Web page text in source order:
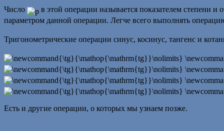
Число
в этой операции называется показателем степени
параметром данной операции. Легче всего выполнять
Тригонометрические операции синус, косинус, тангенс и
Есть и другие операции, о которых мы узнаем позже.